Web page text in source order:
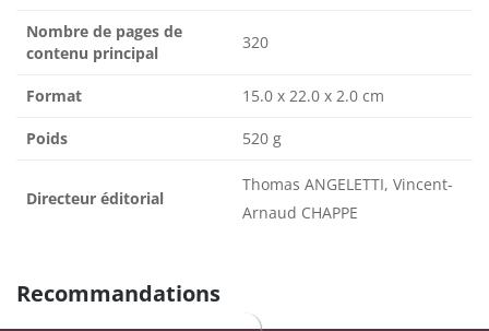
Nombre de pages de
contenu principal
320
Format 15.0 x 22.0 x 2.0 cm
Poids 520 g
Directeur éditorial
Thomas ANGELETTI, Vincent-
Arnaud CHAPPE
Recommandations